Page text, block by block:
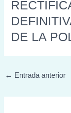
DE LA
← Entrada anterior